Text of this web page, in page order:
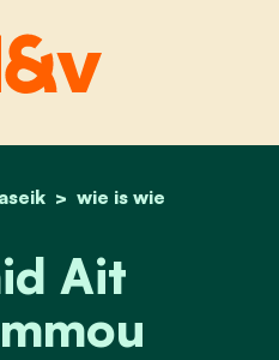
home wie is wie
hamid ait ouhammou
Ait